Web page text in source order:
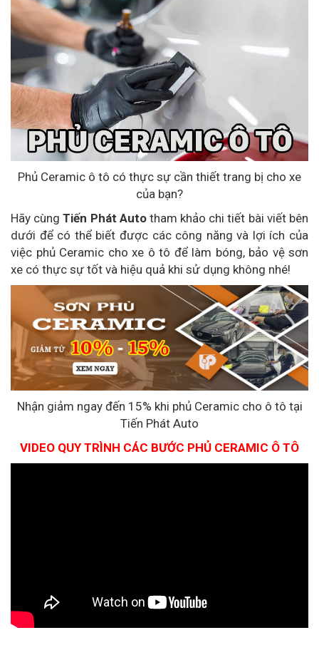
Phủ Ceramic ô tô có thực sự cần thiết trang bị cho xe
của bạn?
Hãy cùngTiến Phát Autotham khảo chi tiết bài viết bên
dưới để có thể biết được các công năng và lợi ích của
việc phủ Ceramic cho xe ô tô để làm bóng, bảo vệ sơn
xe có thực sự tốt và hiệu quả khi sử dụng không nhé!
Nhận giảm ngay đến 15% khi phủ Ceramic cho ô tô tại
Tiến Phát Auto
VIDEO QUY TRÌNH CÁC BƯỚC PHỦ CERAMIC Ô TÔ